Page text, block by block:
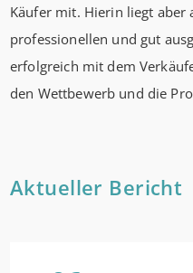
Käufer mit. Hierin liegt aber
professionellen und gut
erfolgreich mit dem
den Wettbewerb und die
Aktueller Bericht